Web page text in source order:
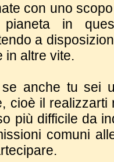
con uno
in
a
in altre vite.
anche tu sei
cioè il realizzarti
più difficile da
comuni